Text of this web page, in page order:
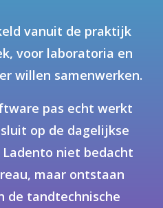
vanuit de praktijk
voor laboratoria en
willen samenwerken.
pas echt werkt
op de dagelijkse
niet bedacht
maar ontstaan
de tandtechnische